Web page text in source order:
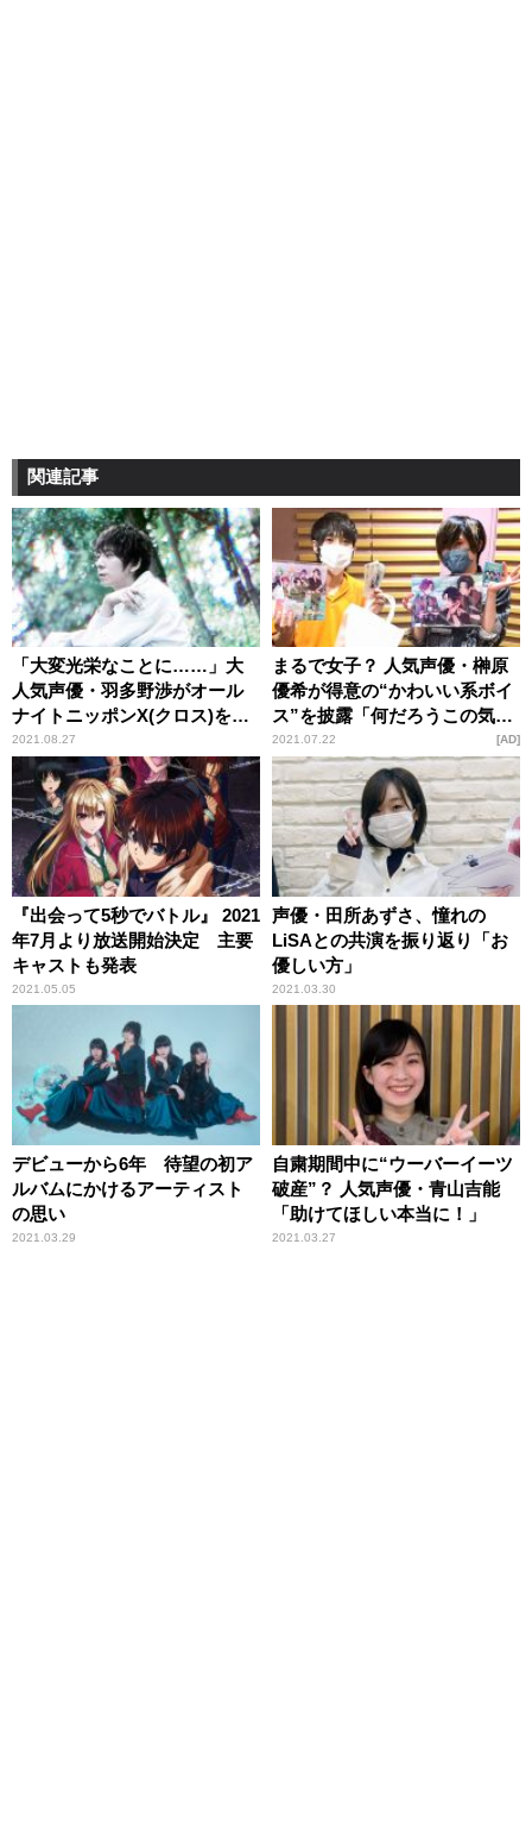
関連記事
「大変光栄なことに……」大
人気声優・羽多野渉がオール
ナイトニッポンX(クロス)を担
当！ 新曲初解禁も
2021.08.27
まるで女子？ 人気声優・榊原
優希が得意の“かわいい系ボイ
ス”を披露「何だろうこの気持
ち……って男子でも思う」
2021.07.22 AD
『出会って5秒でバトル』 2021
年7月より放送開始決定 主要
キャストも発表
2021.05.05
声優・田所あずさ、憧れの
LiSAとの共演を振り返り「お
優しい方」
2021.03.30
デビューから6年 待望の初ア
ルバムにかけるアーティスト
の思い
2021.03.29
自粛期間中に“ウーバーイーツ
破産”？ 人気声優・青山吉能
「助けてほしい本当に！」
2021.03.27